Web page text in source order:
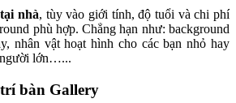
nhà, tùy vào giới tính, độ tuổi và chi phí
phù hợp. Chẳng hạn như: background
nhân vật hoạt hình cho các bạn nhỏ hay
người lớn…...
bàn Gallery